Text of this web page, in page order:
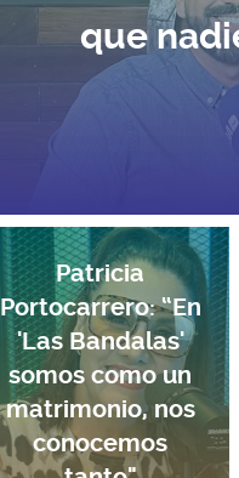
que
Patricia
Portocarrero: “En
'Las Bandalas'
somos como un
matrimonio, nos
conocemos